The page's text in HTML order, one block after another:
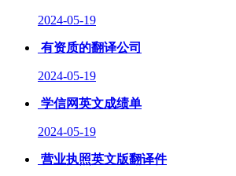
2024-05-19
有资质的翻译公司
2024-05-19
学信网英文成绩单
2024-05-19
营业执照英文版翻译件